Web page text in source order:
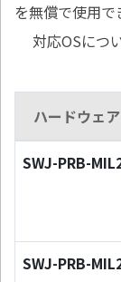
を無償で使用で
対応OSにつ
ハードウェ
SWJ-PRB-
SWJ-PRB-